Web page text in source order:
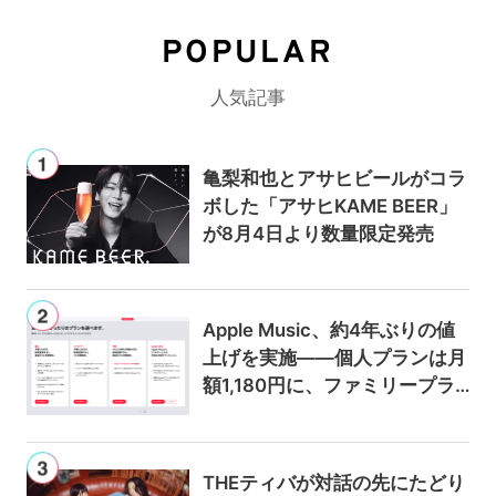
POPULAR
人気記事
亀梨和也とアサヒビールがコラ
ボした「アサヒKAME BEER」
が8月4日より数量限定発売
Apple Music、約4年ぶりの値
上げを実施——個人プランは月
額1,180円に、ファミリープラ
THEティバが対話の先にたどり